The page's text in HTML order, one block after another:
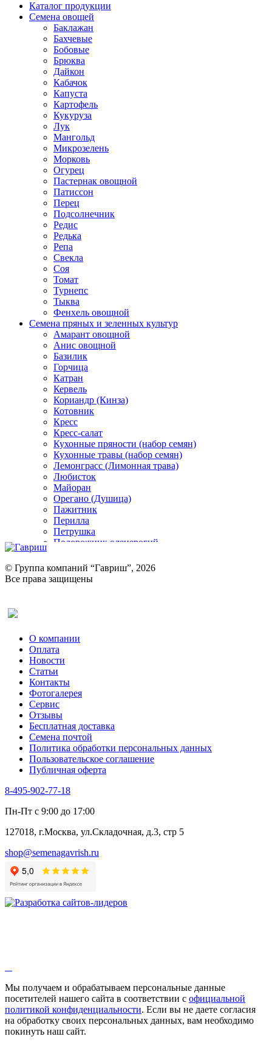
Каталог продукции
Семена овощей
Баклажан
Бахчевые
Бобовые
Брюква
Дайкон
Кабачок
Капуста
Картофель
Кукуруза
Лук
Мангольд
Микрозелень
Морковь
Огурец
Пастернак овощной
Патиссон
Перец
Подсолнечник
Редис
Редька
Репа
Свекла
Соя
Томат
Турнепс
Тыква
Фенхель овощной
Семена пряных и зеленных культур
Амарант овощной
Анис овощной
Базилик
Горчица
Катран
Кервель
Кориандр (Кинза)
Котовник
Кресс
Кресс-салат
Кухонные пряности (набор семян)
Кухонные травы (набор семян)
Лемонграсс (Лимонная трава)
Любисток
Майоран
Орегано (Душица)
Пажитник
Перилла
Петрушка
Подорожник оленерогий
Ревень
Рукола
Рута
Тмин
Трава для чая
Туласи
Укроп
Фенхель пряный
Хризантема овощная
Цикорий пряный
Цикорий салатный (Витлуф)
Черемша
Шпинат
Щавель
Эндивий
Эстрагон
Алтей
Анис
Бессмертник
Валериана
Валерианелла
Гибискус лекарственный
Девясил
Душица
Змееголовник
Мыльнянка
Мята
Овсяный корень
Огуречная трава
Пустырник
© Группа компаний “Гавриш”, 2026
Все права защищены
О компании
Оплата
Новости
Статьи
Контакты
Фотогалерея​
Сервис
Отзывы
Бесплатная доставка
Семена почтой
Политика обработки персональных данных
Пользовательское соглашение
Публичная оферта
8-495-902-77-18
Пн-Пт с 9:00 до 17:00
127018, г.Москва, ул.Складочная, д.3, стр 5
shop@semenagavrish.ru
Мы получаем и обрабатываем персональные данные
посетителей нашего сайта в соответствии с официальной
политикой конфиденциальности. Если вы не даете согласия
на обработку своих персональных данных, вам необходимо
покинуть наш сайт.